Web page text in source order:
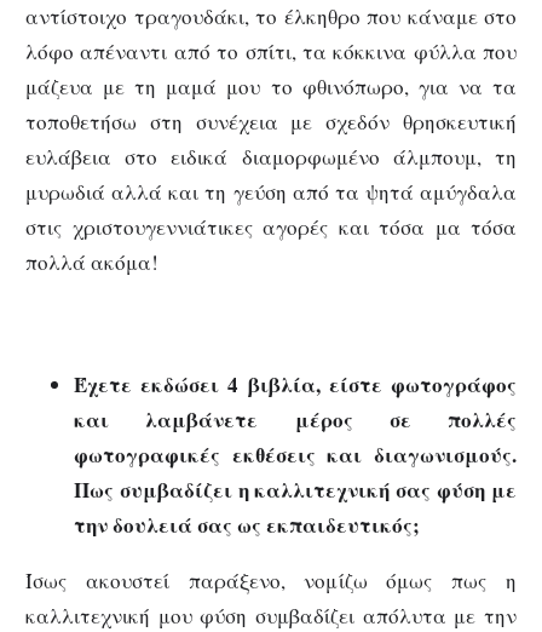
αντίστοιχο τραγουδάκι, το έλκηθρο που κάναμε στο
λόφο απέναντι από το σπίτι, τα κόκκινα φύλλα που
μάζευα με τη μαμά μου το φθινόπωρο, για να τα
τοποθετήσω στη συνέχεια με σχεδόν θρησκευτική
ευλάβεια στο ειδικά διαμορφωμένο άλμπουμ, τη
μυρωδιά αλλά και τη γεύση από τα ψητά αμύγδαλα
στις χριστουγεννιάτικες αγορές και τόσα μα τόσα
πολλά ακόμα!
Έχετε εκδώσει 4 βιβλία, είστε φωτογράφος
και λαμβάνετε μέρος σε πολλές
φωτογραφικές εκθέσεις και διαγωνισμούς.
Πως συμβαδίζει η καλλιτεχνική σας φύση με
την δουλειά σας ως εκπαιδευτικός;
Ίσως ακουστεί παράξενο, νομίζω όμως πως η
καλλιτεχνική μου φύση συμβαδίζει απόλυτα με την